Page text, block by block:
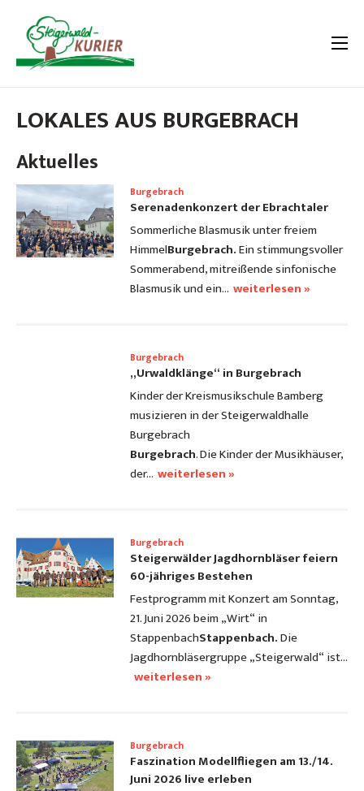
LOKALES AUS BURGEBRACH
Aktuelles
Burgebrach
Serenadenkonzert der Ebrachtaler
Sommerliche Blasmusik unter freiem
HimmelBurgebrach.Ein stimmungsvoller
Sommerabend, mitreißende sinfonische
Blasmusik und ein… weiterlesen »
Burgebrach
„Urwaldklänge“ in Burgebrach
Kinder der Kreismusikschule Bamberg
musizieren in der Steigerwaldhalle
Burgebrach
Burgebrach. Die Kinder der Musikhäuser,
der… weiterlesen »
Burgebrach
Steigerwälder Jagdhornbläser feiern
60-jähriges Bestehen
Festprogramm mit Konzert am Sonntag,
21. Juni 2026 beim „Wirt“ in
StappenbachStappenbach.Die
Jagdhornbläsergruppe „Steigerwald“ ist…
weiterlesen »
Burgebrach
Faszination Modellfliegen am 13./14.
Juni 2026 live erleben